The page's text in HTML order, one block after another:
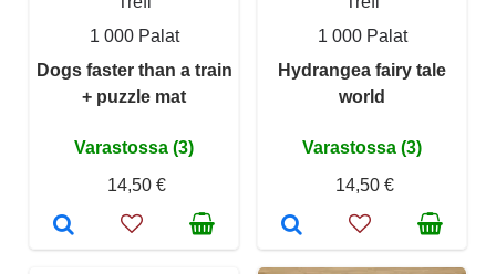
1 000 Palat
Dogs faster than a train
+ puzzle mat
Varastossa (3)
14,50 €
1 000 Palat
Hydrangea fairy tale
world
Varastossa (3)
14,50 €